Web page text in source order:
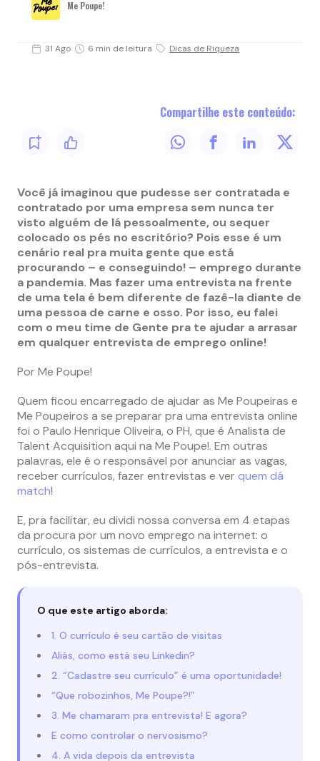
Me Poupe!
31 Ago 6 min de leitura Dicas de Riqueza
Compartilhe este conteúdo:
Você já imaginou que pudesse ser contratada e
contratado por uma empresa sem nunca ter
visto alguém de lá pessoalmente, ou sequer
colocado os pés no escritório? Pois esse é um
cenário real pra muita gente que está
procurando – e conseguindo! – emprego durante
a pandemia. Mas fazer uma entrevista na frente
de uma tela é bem diferente de fazê-la diante de
uma pessoa de carne e osso. Por isso, eu falei
com o meu time de Gente pra te ajudar a arrasar
em qualquer entrevista de emprego online!
Por Me Poupe!
Quem ficou encarregado de ajudar as Me Poupeiras e
Me Poupeiros a se preparar pra uma entrevista online
foi o Paulo Henrique Oliveira, o PH, que é Analista de
Talent Acquisition aqui na Me Poupe!. Em outras
palavras, ele é o responsável por anunciar as vagas,
receber currículos, fazer entrevistas e verquem dá
match!
E, pra facilitar, eu dividi nossa conversa em 4 etapas
da procura por um novo emprego na internet: o
currículo, os sistemas de currículos, a entrevista e o
pós-entrevista.
O que este artigo aborda:
1. O currículo é seu cartão de visitas
Aliás, como está seu Linkedin?
2. “Cadastre seu currículo” é uma oportunidade!
“Que robozinhos, Me Poupe?!”
3. Me chamaram pra entrevista! E agora?
E como controlar o nervosismo?
4. A vida depois da entrevista